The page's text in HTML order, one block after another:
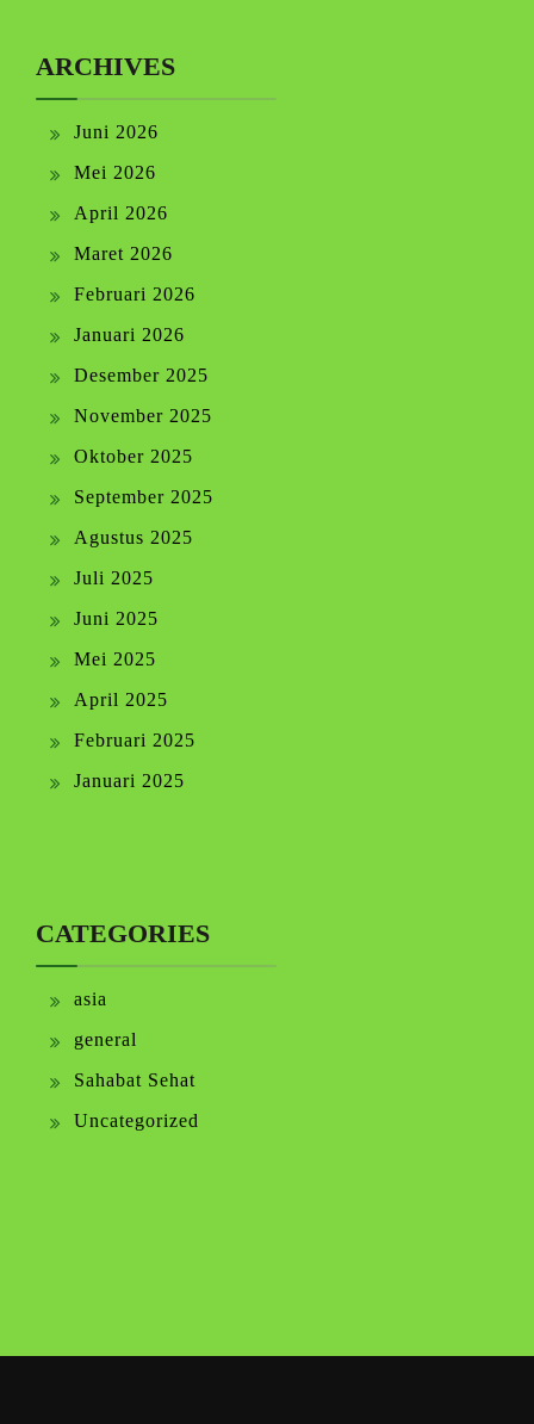
ARCHIVES
Juni 2026
Mei 2026
April 2026
Maret 2026
Februari 2026
Januari 2026
Desember 2025
November 2025
Oktober 2025
September 2025
Agustus 2025
Juli 2025
Juni 2025
Mei 2025
April 2025
Februari 2025
Januari 2025
CATEGORIES
asia
general
Sahabat Sehat
Uncategorized